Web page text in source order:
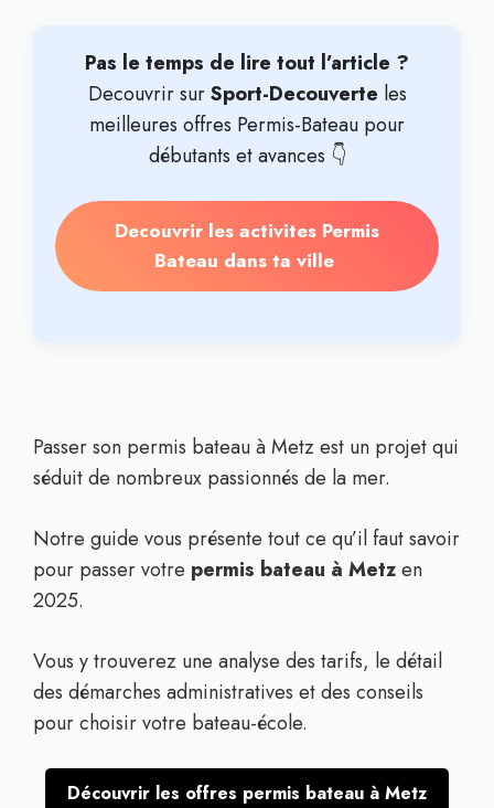
Pas le temps de lire tout l’article ?
Decouvrir surSport-Decouverte les
meilleures offres Permis-Bateau pour
débutants et avances 👇
Decouvrir les activites Permis
Bateau dans ta ville
Passer son permis bateau à Metz est un projet qui
séduit de nombreux passionnés de la mer.
Notre guide vous présente tout ce qu’il faut savoir
pour passer votre permis bateau à Metzen
2025.
Vous y trouverez une analyse des tarifs, le détail
des démarches administratives et des conseils
pour choisir votre bateau-école.
Découvrir les offres permis bateau à Metz